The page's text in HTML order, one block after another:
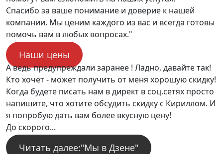
Спасибо за ваше понимание и доверие к нашей
компании. Мы ценим каждого из вас и всегда готовы
помочь вам в любых вопросах."
Наши цены
А ведь предупреждали заранее ! Ладно, давайте так!
Кто хочет - может получить от меня хорошую скидку!
Когда будете писать нам в директ в соц.сетях просто
напишите, что хотите обсудить скидку с Кириллом. И
я попробую дать вам более вкусную цену!
До скорого...
Читать далее:"Мы в Дзене"